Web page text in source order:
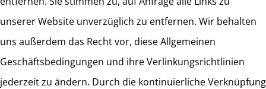
unserer Website unverzüglich zu entfernen. Wir behalten
uns außerdem das Recht vor, diese Allgemeinen
Geschäftsbedingungen und ihre Verlinkungsrichtlinien
jederzeit zu ändern. Durch die kontinuierliche Verknüpfung